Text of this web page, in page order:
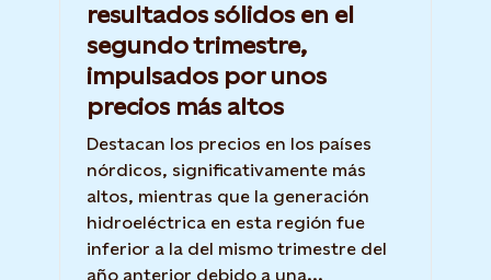
resultados sólidos en el
segundo trimestre,
impulsados por unos
precios más altos
Destacan los precios en los países
nórdicos, significativamente más
altos, mientras que la generación
hidroeléctrica en esta región fue
inferior a la del mismo trimestre del
año anterior debido a una...